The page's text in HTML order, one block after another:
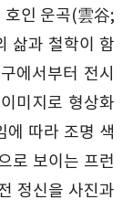
호인 운곡(雲谷;
삶과 철학이 함
에서부터 전시
미지로 형상화
에 따라 조명 색
로 보이는 프런
정신을 사진과